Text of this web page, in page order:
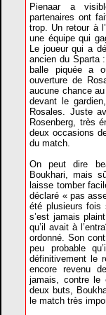
Pienaar a
partenaires ont
trop. Un retour à
une équipe qui
Le joueur qui a
ancien du Sparta
balle piquée a
ouverture de
aucune chance
devant le
Rosales. Juste
Rosenberg, très
deux occasions
du match.
On peut dire
Boukhari, mais
laisse tomber
déclaré « pas
été plusieurs fois
s’est jamais
qu’il avait à
ordonné. Son
peu probable
définitivement le
encore revenu
jamais, contre le
deux buts,
le match très